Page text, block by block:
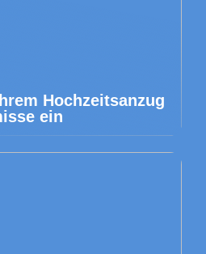
Hochzeitsanzug
ein